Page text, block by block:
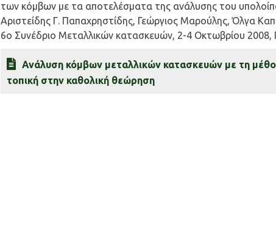
των κόμβων με τα αποτελέσματα της ανάλυσης του
Αριστείδης Γ. Παπαχρηστίδης, Γεώργιος Μαρούλης, Όλγα
6o Συνέδριο Μεταλλικών κατασκευών, 2-4 Οκτωβρίου 2008,
Ανάλυση κόμβων μεταλλικών κατασκευών με τη
τοπική στην καθολική θεώρηση